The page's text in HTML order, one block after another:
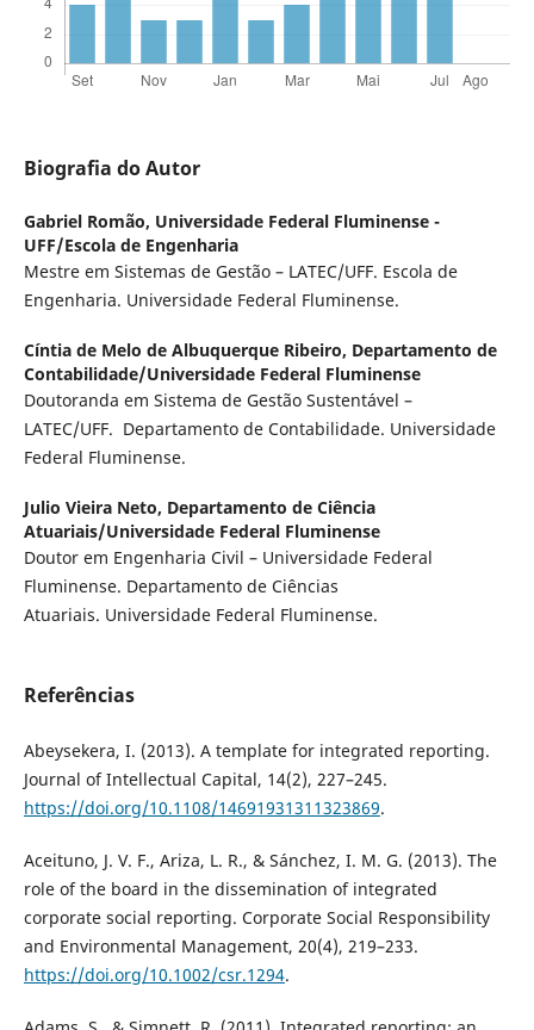
Biografia do Autor
Gabriel Romão, Universidade Federal Fluminense -
UFF/Escola de Engenharia
Mestre em Sistemas de Gestão – LATEC/UFF. Escola de
Engenharia. Universidade Federal Fluminense.
Cíntia de Melo de Albuquerque Ribeiro, Departamento de
Contabilidade/Universidade Federal Fluminense
Doutoranda em Sistema de Gestão Sustentável –
LATEC/UFF. Departamento de Contabilidade. Universidade
Federal Fluminense.
Julio Vieira Neto, Departamento de Ciência
Atuariais/Universidade Federal Fluminense
Doutor em Engenharia Civil – Universidade Federal
Fluminense. Departamento de Ciências
Atuariais. Universidade Federal Fluminense.
Referências
Abeysekera, I. (2013). A template for integrated reporting.
Journal of Intellectual Capital, 14(2), 227–245.
https://doi.org/10.1108/14691931311323869.
Aceituno, J. V. F., Ariza, L. R., & Sánchez, I. M. G. (2013). The
role of the board in the dissemination of integrated
corporate social reporting. Corporate Social Responsibility
and Environmental Management, 20(4), 219–233.
https://doi.org/10.1002/csr.1294.